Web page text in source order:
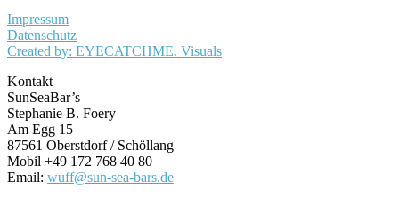
Impressum
Datenschutz
Created by: EYECATCHME. Visuals
Kontakt
SunSeaBar’s
Stephanie B. Foery
Am Egg 15
87561 Oberstdorf / Schöllang
Mobil +49 172 768 40 80
Email: wuff@sun-sea-bars.de